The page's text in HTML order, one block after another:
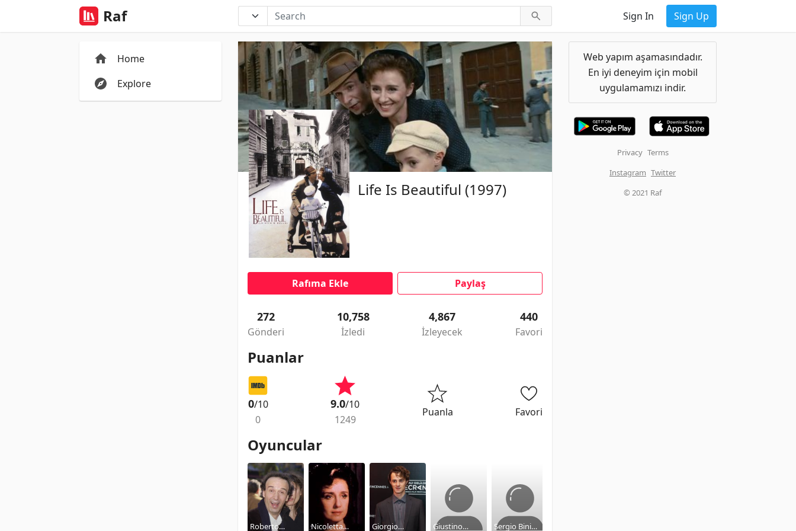
Raf Sign In Sign Up
Home
Explore
Life Is Beautiful (1997)
Rafıma Ekle Paylaş
272
Gönderi
10,758
İzledi
4,867
İzleyecek
440
Favori
Puanlar
0/10
0
9.0/10
1249
Puanla Favori
Oyuncular
Roberto Nicoletta Giorgio Giustino Sergio Bini
Web yapım aşamasındadır.
En iyi deneyim için mobil
uygulamamızı indir.
Privacy Terms
Instagram Twitter
© 2021 Raf